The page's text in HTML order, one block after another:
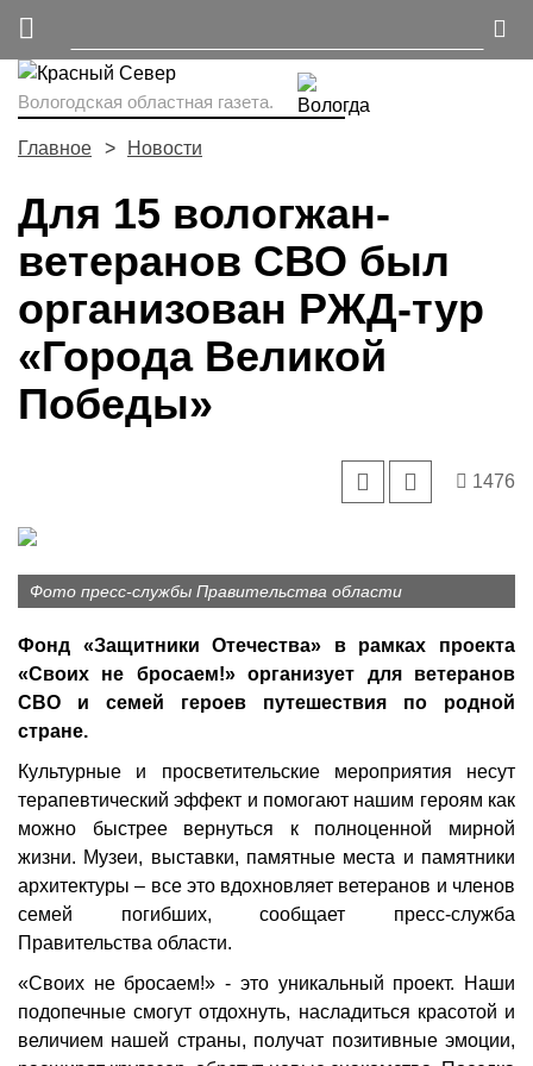
Вологодская областная газета.
Главное Новости
Для 15 вологжан-
ветеранов СВО был
организован РЖД-тур
«Города Великой
Победы»
1476
Фото пресс-службы Правительства области
Фонд «Защитники Отечества» в рамках проекта
«Своих не бросаем!» организует для ветеранов
СВО и семей героев путешествия по родной
стране.
Культурные и просветительские мероприятия несут
терапевтический эффект и помогают нашим героям как
можно быстрее вернуться к полноценной мирной
жизни. Музеи, выставки, памятные места и памятники
архитектуры – все это вдохновляет ветеранов и членов
семей погибших, сообщает пресс-служба
Правительства области.
«Своих не бросаем!» - это уникальный проект. Наши
подопечные смогут отдохнуть, насладиться красотой и
величием нашей страны, получат позитивные эмоции,